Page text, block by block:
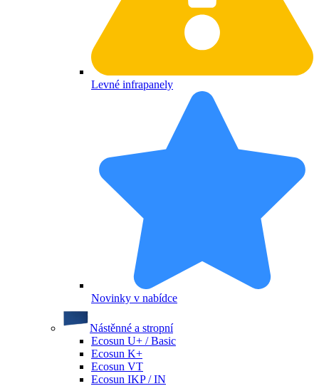
Levné infrapanely
Novinky v nabídce
Nástěnné a stropní
Ecosun U+ / Basic
Ecosun K+
Ecosun VT
Ecosun IKP / IN